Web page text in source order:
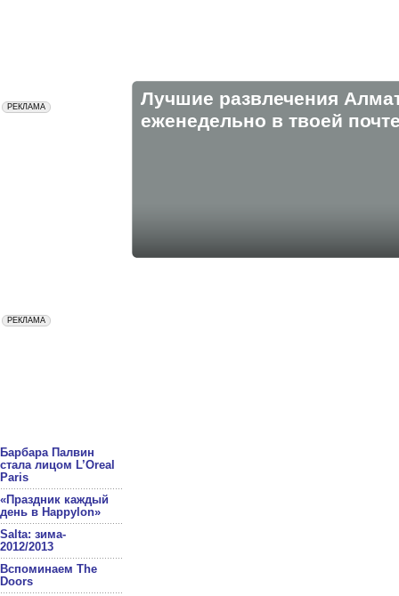
Барбара Палвин
стала лицом L’Oreal
Paris
«Праздник каждый
день в Happylon»
Salta: зима-
2012/2013
Вспоминаем The
Doors
Лучшие развлечения
eженедельно в твоей